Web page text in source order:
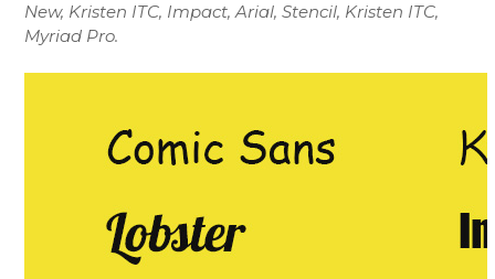
New, Kristen ITC, Impact, Arial, Stencil, Kristen ITC,
Myriad Pro.